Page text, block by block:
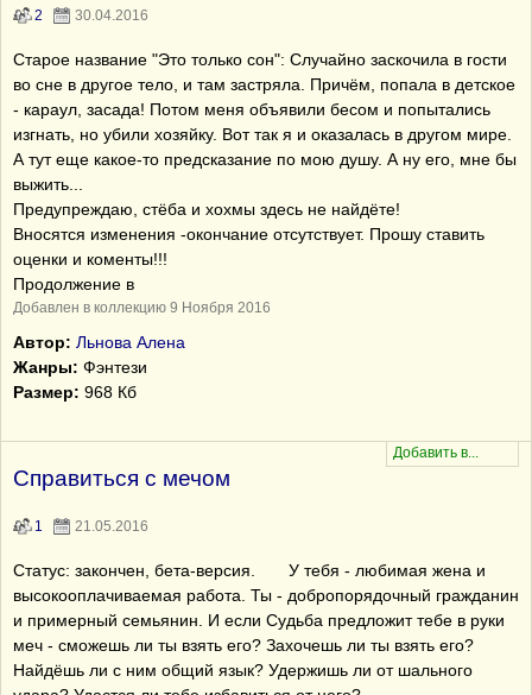
2 30.04.2016
Старое название "Это только сон": Случайно заскочила в гости
во сне в другое тело, и там застряла. Причём, попала в детское
- караул, засада! Потом меня объявили бесом и попытались
изгнать, но убили хозяйку. Вот так я и оказалась в другом мире.
А тут еще какое-то предсказание по мою душу. А ну его, мне бы
выжить...
Предупреждаю, стёба и хохмы здесь не найдёте!
Вносятся изменения -окончание отсутствует. Прошу ставить
оценки и коменты!!!
Продолжение в
Добавлен в коллекцию 9 Ноября 2016
Автор: Льнова Алена
Жанры: Фэнтези
Размер: 968 Кб
Справиться с мечом
1 21.05.2016
Статус: закончен, бета-версия. У тебя - любимая жена и
высокооплачиваемая работа. Ты - добропорядочный гражданин
и примерный семьянин. И если Судьба предложит тебе в руки
меч - cможешь ли ты взять его? Захочешь ли ты взять его?
Найдёшь ли с ним общий язык? Удержишь ли от шального